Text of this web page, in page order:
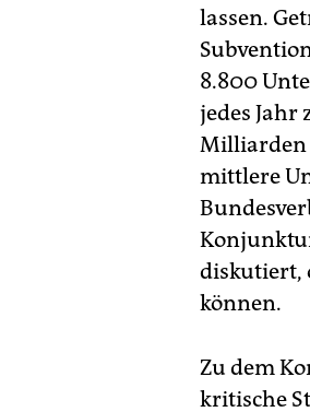
lassen.
8.800
jedes Jahr
Milliarden
mittlere
diskutiert,
können.
Zu dem
kritische